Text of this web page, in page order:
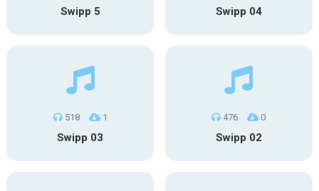
Swipp 5 Swipp 04
518 1
Swipp 03
476 0
Swipp 02